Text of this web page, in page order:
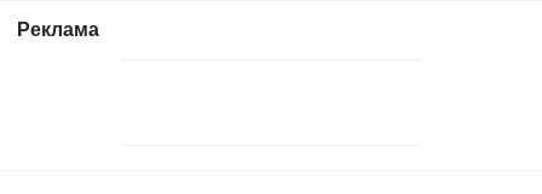
Реклама